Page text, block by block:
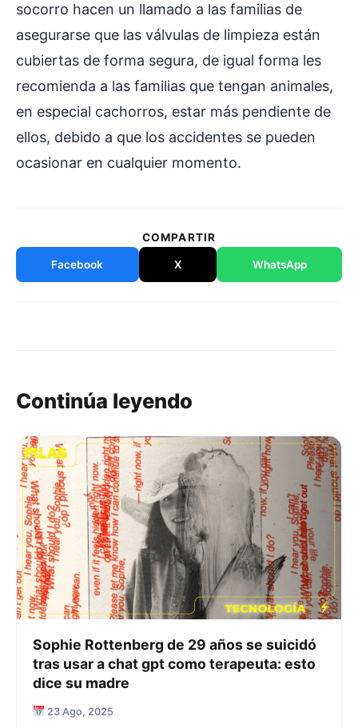
socorro hacen un llamado a las familias de
asegurarse que las válvulas de limpieza están
cubiertas de forma segura, de igual forma les
recomienda a las familias que tengan animales,
en especial cachorros, estar más pendiente de
ellos, debido a que los accidentes se pueden
ocasionar en cualquier momento.
COMPARTIR
Facebook X WhatsApp
Continúa leyendo
Sophie Rottenberg de 29 años se suicidó
tras usar a chat gpt como terapeuta: esto
dice su madre
23 Ago, 2025